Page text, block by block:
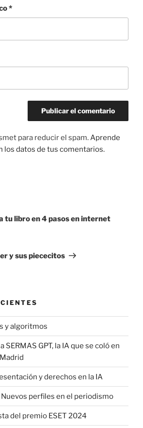
*
para reducir el spam.Aprende
los datos de tus comentarios.
tu libro en 4 pasos en internet
y sus piececitos
y algoritmos
SERMAS GPT, la IA que se coló en
y derechos en la IA
Nuevos perfiles en el periodismo
del premio ESET 2024